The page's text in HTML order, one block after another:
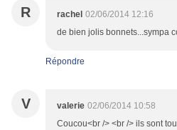
R rachel 02/06/2014 12:16
de bien jolis bonnets...sympa
Répondre
V valerie 02/06/2014 10:58
Coucou<br /> <br /> ils sont